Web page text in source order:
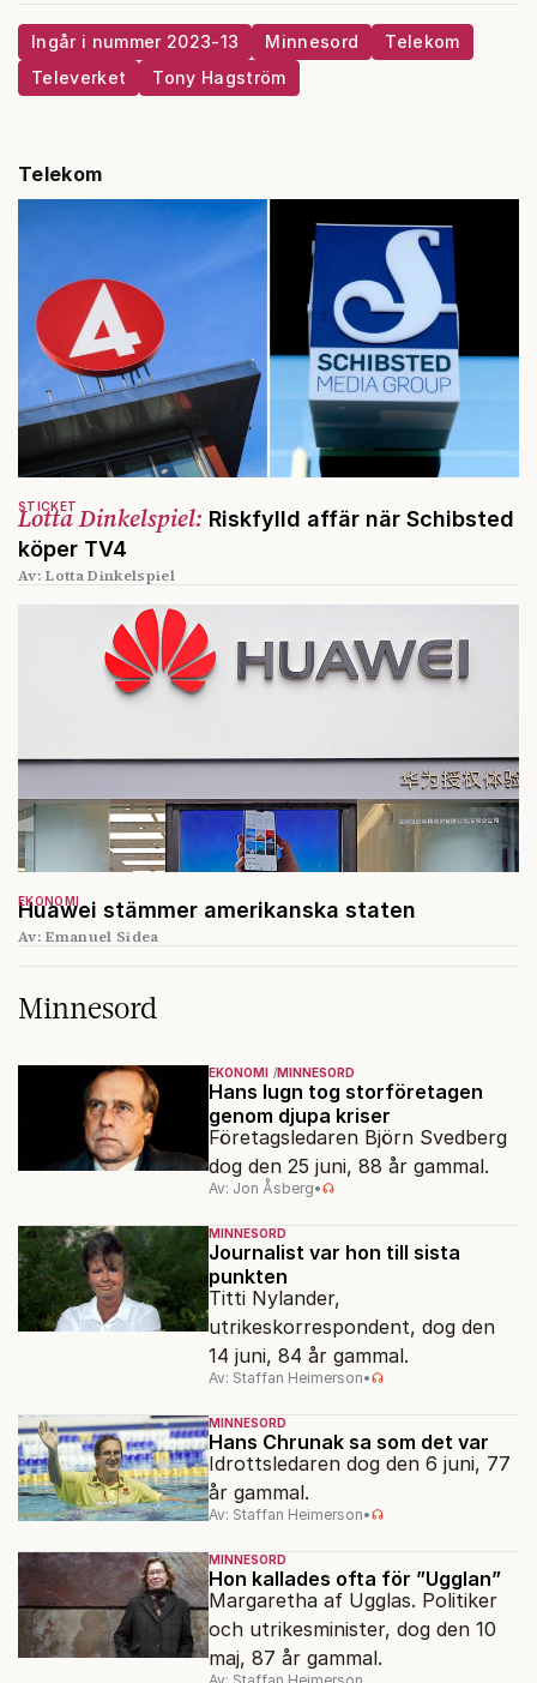
Ingår i nummer 2023-13 Minnesord
Telekom
Televerket
Tony Hagström
Telekom
Lotta Dinkelspiel: Riskfylld affär när Schibsted
köper TV4
STICKET
Av: Lotta Dinkelspiel
Huawei stämmer amerikanska staten
EKONOMI
Av: Emanuel Sidea
Minnesord
EKONOMI MINNESORD
Hans lugn tog storföretagen
genom djupa kriser
Företagsledaren Björn Svedberg
dog den 25 juni, 88 år gammal.
Av: Jon Åsberg•
MINNESORD
Journalist var hon till sista
punkten
Titti Nylander,
utrikeskorrespondent, dog den
14 juni, 84 år gammal.
Av: Staffan Heimerson•
MINNESORD
Hans Chrunak sa som det var
Idrottsledaren dog den 6 juni, 77
år gammal.
Av: Staffan Heimerson•
MINNESORD
Hon kallades ofta för ”Ugglan”
Margaretha af Ugglas. Politiker
och utrikesminister, dog den 10
maj, 87 år gammal.